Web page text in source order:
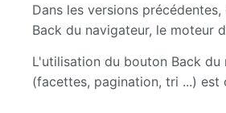
Dans les versions
Back du navigateur, le moteur
L'utilisation du bouton Back
(facettes, pagination, tri ...) est